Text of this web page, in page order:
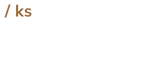
/ ks